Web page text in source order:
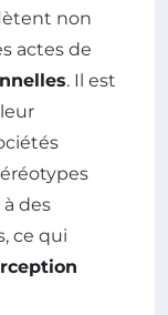
non
actes de
. Il est
des
ce qui